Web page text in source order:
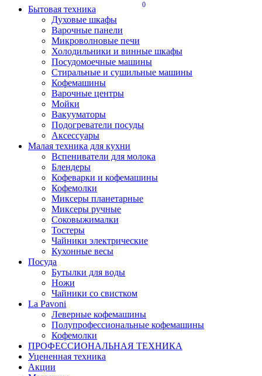
0
Бытовая техника
Духовые шкафы
Варочные панели
Микроволновые печи
Холодильники и винные шкафы
Посудомоечные машины
Стиральные и сушильные машины
Кофемашины
Варочные центры
Мойки
Вакууматоры
Подогреватели посуды
Аксессуары
Малая техника для кухни
Вспениватели для молока
Блендеры
Кофеварки и кофемашины
Кофемолки
Миксеры планетарные
Миксеры ручные
Соковыжималки
Тостеры
Чайники электрические
Кухонные весы
Посуда
Бутылки для воды
Ножи
Чайники со свистком
La Pavoni
Леверные кофемашины
Полупрофессиональные кофемашины
Кофемолки
ПРОФЕССИОНАЛЬНАЯ ТЕХНИКА
Уцененная техника
Акции